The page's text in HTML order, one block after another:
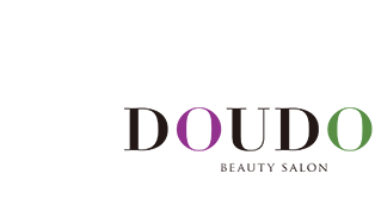
「DOUDOU BEAUTY